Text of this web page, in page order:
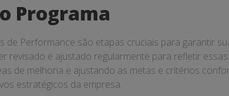
Programa
de Performance são etapas cruciais para garantir
revisado e ajustado regularmente para refletir
de melhoria e ajustando as metas e critérios
estratégicos da empresa.